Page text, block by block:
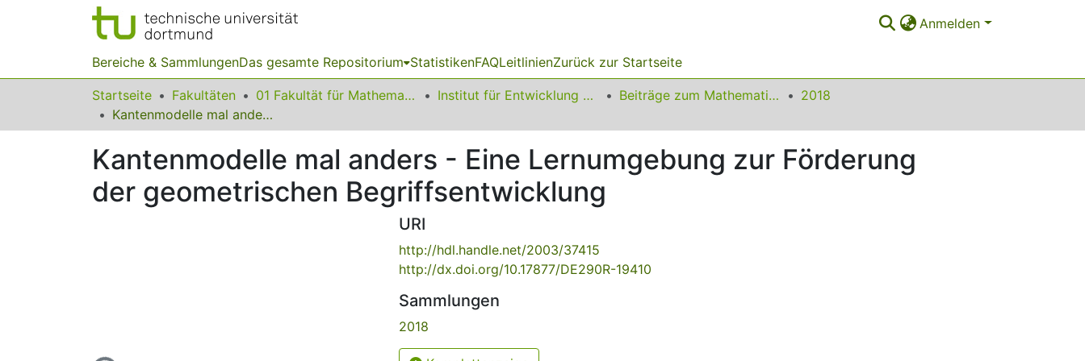
Anmelden
Bereiche & SammlungenDas gesamte Repositorium StatistikenFAQLeitlinienZurück zur Startseite
Startseite Fakultäten 01 Fakultät für Mathematik Institut für Entwicklung und Erforschung des Mathematikunterrichts Beiträge zum Mathematikunterricht
2018
Kantenmodelle mal anders - Eine Lernumgebung zur Förderung der geometrischen Begriffsentwicklung
Kantenmodelle mal anders - Eine Lernumgebung zur Förderung
der geometrischen Begriffsentwicklung
URI
http://hdl.handle.net/2003/37415
http://dx.doi.org/10.17877/DE290R-19410
Sammlungen
2018